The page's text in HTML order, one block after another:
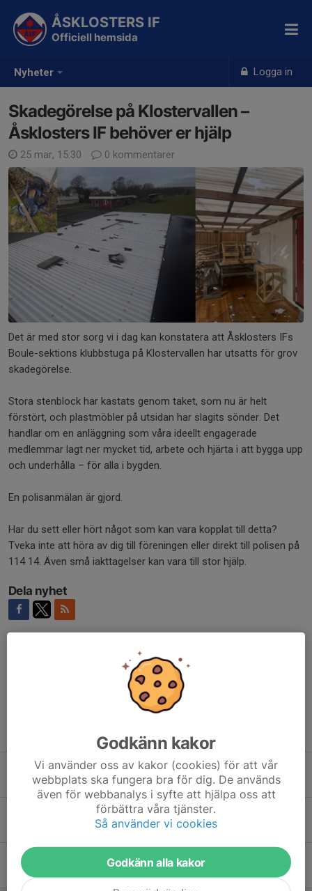
Nyheter Logga in
ÅSKLOSTERS IF
Officiell hemsida
Skadegörelse på Klostervallen –
Åsklosters IF behöver er hjälp
25 mar, 15:30 0 kommentarer
Det är med stor sorg vi i dag kan konstatera att Åsklosters IFs
Boule-sektions klubbstuga på Klostervallen har utsatts för grov
skadegörelse.
Stora stenblock har kastats genom taket, som nu är helt
förstört, och plastmöbler på utsidan har slagits sönder. Det
handlar om en anläggning som våra ideellt engagerade
medlemmar lagt ner mycket tid, arbete och hjärta i att bygga upp
och underhålla – för alla i bygden.
En polisanmälan är gjord.
Har du sett eller hört något som kan vara kopplat till detta?
Tveka inte att höra av dig till föreningen eller direkt till polisen på
114 14. Även små iakttagelser kan vara till stor hjälp.
Dela nyhet
Tidigare nyheter
Prova på dag - Tennis
7 jun, 09:51 0
⚽ Vill du bidra med något meningsfullt?
5 apr, 13:37 0
Fixardag på Klostervallen
Godkänn kakor
Vi använder oss av kakor (cookies) för att vår
webbplats ska fungera bra för dig. De används
även för webbanalys i syfte att hjälpa oss att
förbättra våra tjänster.
Så använder vi cookies
Godkänn alla kakor